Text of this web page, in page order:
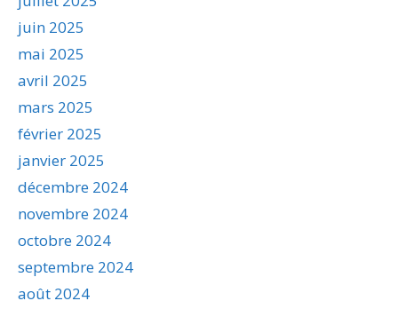
juin 2025
mai 2025
avril 2025
mars 2025
février 2025
janvier 2025
décembre 2024
novembre 2024
octobre 2024
septembre 2024
août 2024